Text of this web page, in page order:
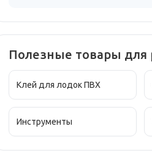
Полезные товары для
Клей для лодок ПВХ
Инструменты